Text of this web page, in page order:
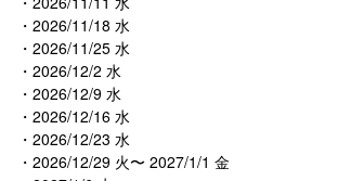
2026/11/18 水
2026/11/25 水
2026/12/2 水
2026/12/9 水
2026/12/16 水
2026/12/23 水
2026/12/29 火〜 2027/1/1 金